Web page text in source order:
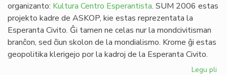
organizanto: Kultura Centro Esperantista. SUM 2006 estas
projekto kadre de ASKOP, kie estas reprezentata la
Esperanta Civito. Ĝi tamen ne celas nur la mondcivitisman
branĉon, sed ĉiun skolon de la mondialismo. Krome ĝi estas
geopolitika klerigejo por la kadroj de la Esperanta Civito.
Legu pli